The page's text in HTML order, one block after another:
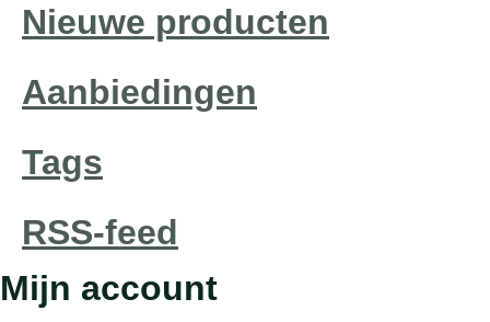
Nieuwe producten
Aanbiedingen
Tags
RSS-feed
Mijn account